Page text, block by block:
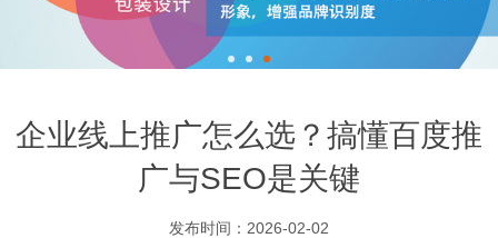
企业线上推广怎么选？搞懂百度推
广与SEO是关键
发布时间：2026-02-02